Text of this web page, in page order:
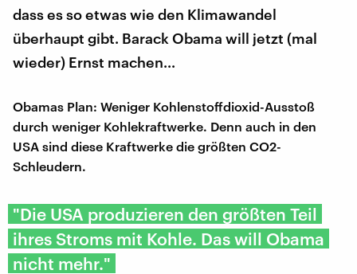
dass es so etwas wie den Klimawandel
überhaupt gibt. Barack Obama will jetzt (mal
wieder) Ernst machen...
Obamas Plan: Weniger Kohlenstoffdioxid-Ausstoß
durch weniger Kohlekraftwerke. Denn auch in den
USA sind diese Kraftwerke die größten CO2-
Schleudern.
"Die USA produzieren den größten Teil
ihres Stroms mit Kohle. Das will Obama
nicht mehr."